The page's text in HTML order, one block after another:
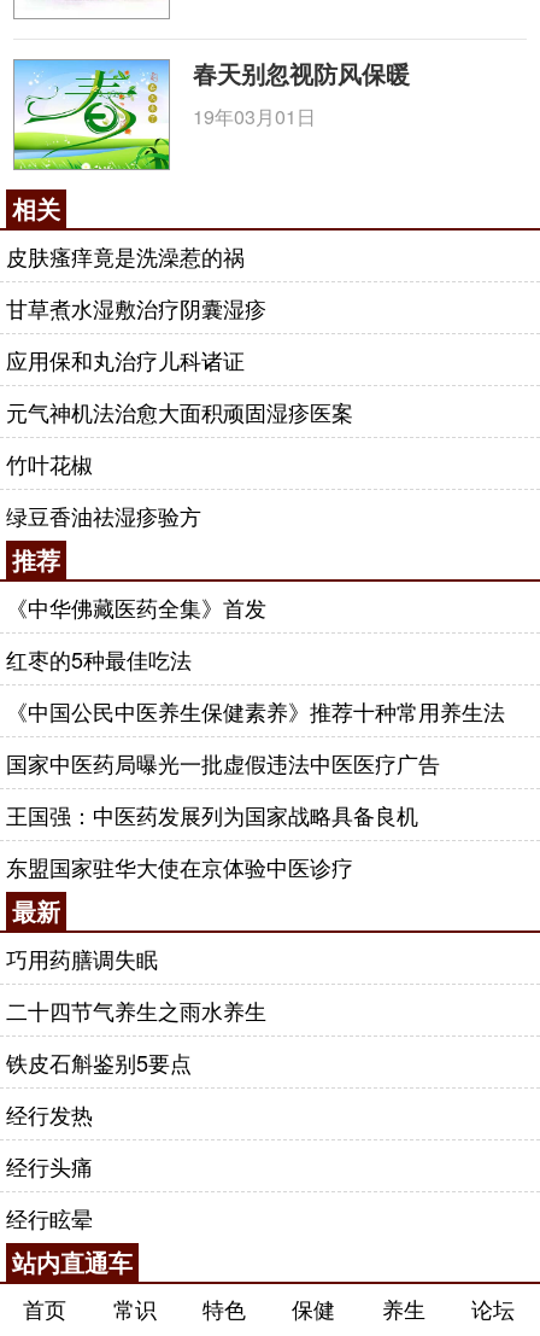
春天别忽视防风保暖
19年03月01日
相关
皮肤瘙痒竟是洗澡惹的祸
甘草煮水湿敷治疗阴囊湿疹
应用保和丸治疗儿科诸证
元气神机法治愈大面积顽固湿疹医案
竹叶花椒
绿豆香油祛湿疹验方
推荐
《中华佛藏医药全集》首发
红枣的5种最佳吃法
《中国公民中医养生保健素养》推荐十种常用养生法
国家中医药局曝光一批虚假违法中医医疗广告
王国强：中医药发展列为国家战略具备良机
东盟国家驻华大使在京体验中医诊疗
最新
巧用药膳调失眠
二十四节气养生之雨水养生
铁皮石斛鉴别5要点
经行发热
经行头痛
经行眩晕
站内直通车
首页 常识 特色 保健 养生
论坛